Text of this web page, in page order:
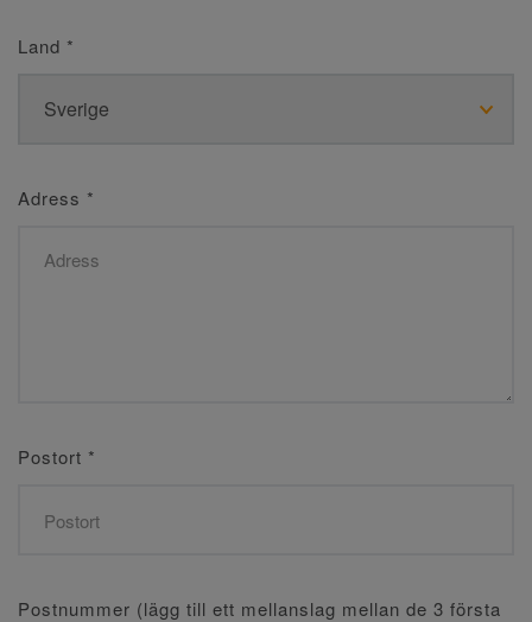
Land *
Adress *
Postort *
Postnummer (lägg till ett mellanslag mellan de 3 första